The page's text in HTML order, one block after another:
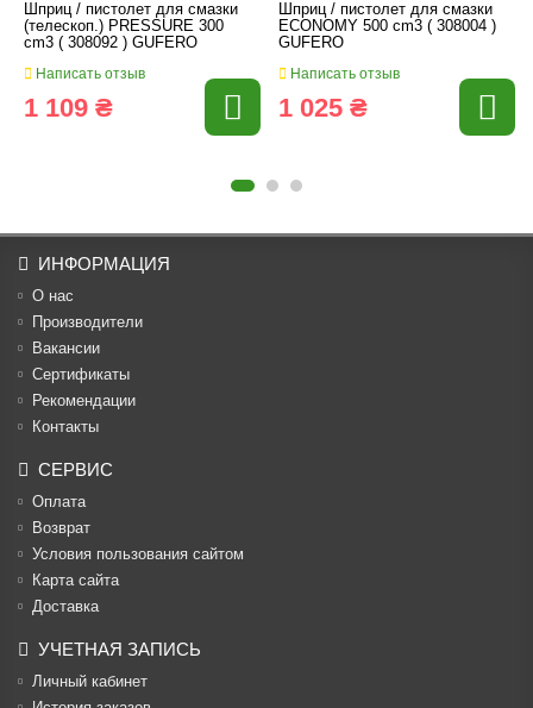
Шприц / пистолет для смазки
(телескоп.) PRESSURE 300
cm3 ( 308092 ) GUFERO
Написать отзыв
1 109 ₴
Шприц / пистолет для смазки
ECONOMY 500 cm3 ( 308004 )
GUFERO
Написать отзыв
1 025 ₴
ИНФОРМАЦИЯ
О нас
Производители
Вакансии
Cертификаты
Рекомендации
Контакты
СЕРВИС
Оплата
Возврат
Условия пользования сайтом
Карта сайта
Доставка
УЧЕТНАЯ ЗАПИСЬ
Личный кабинет